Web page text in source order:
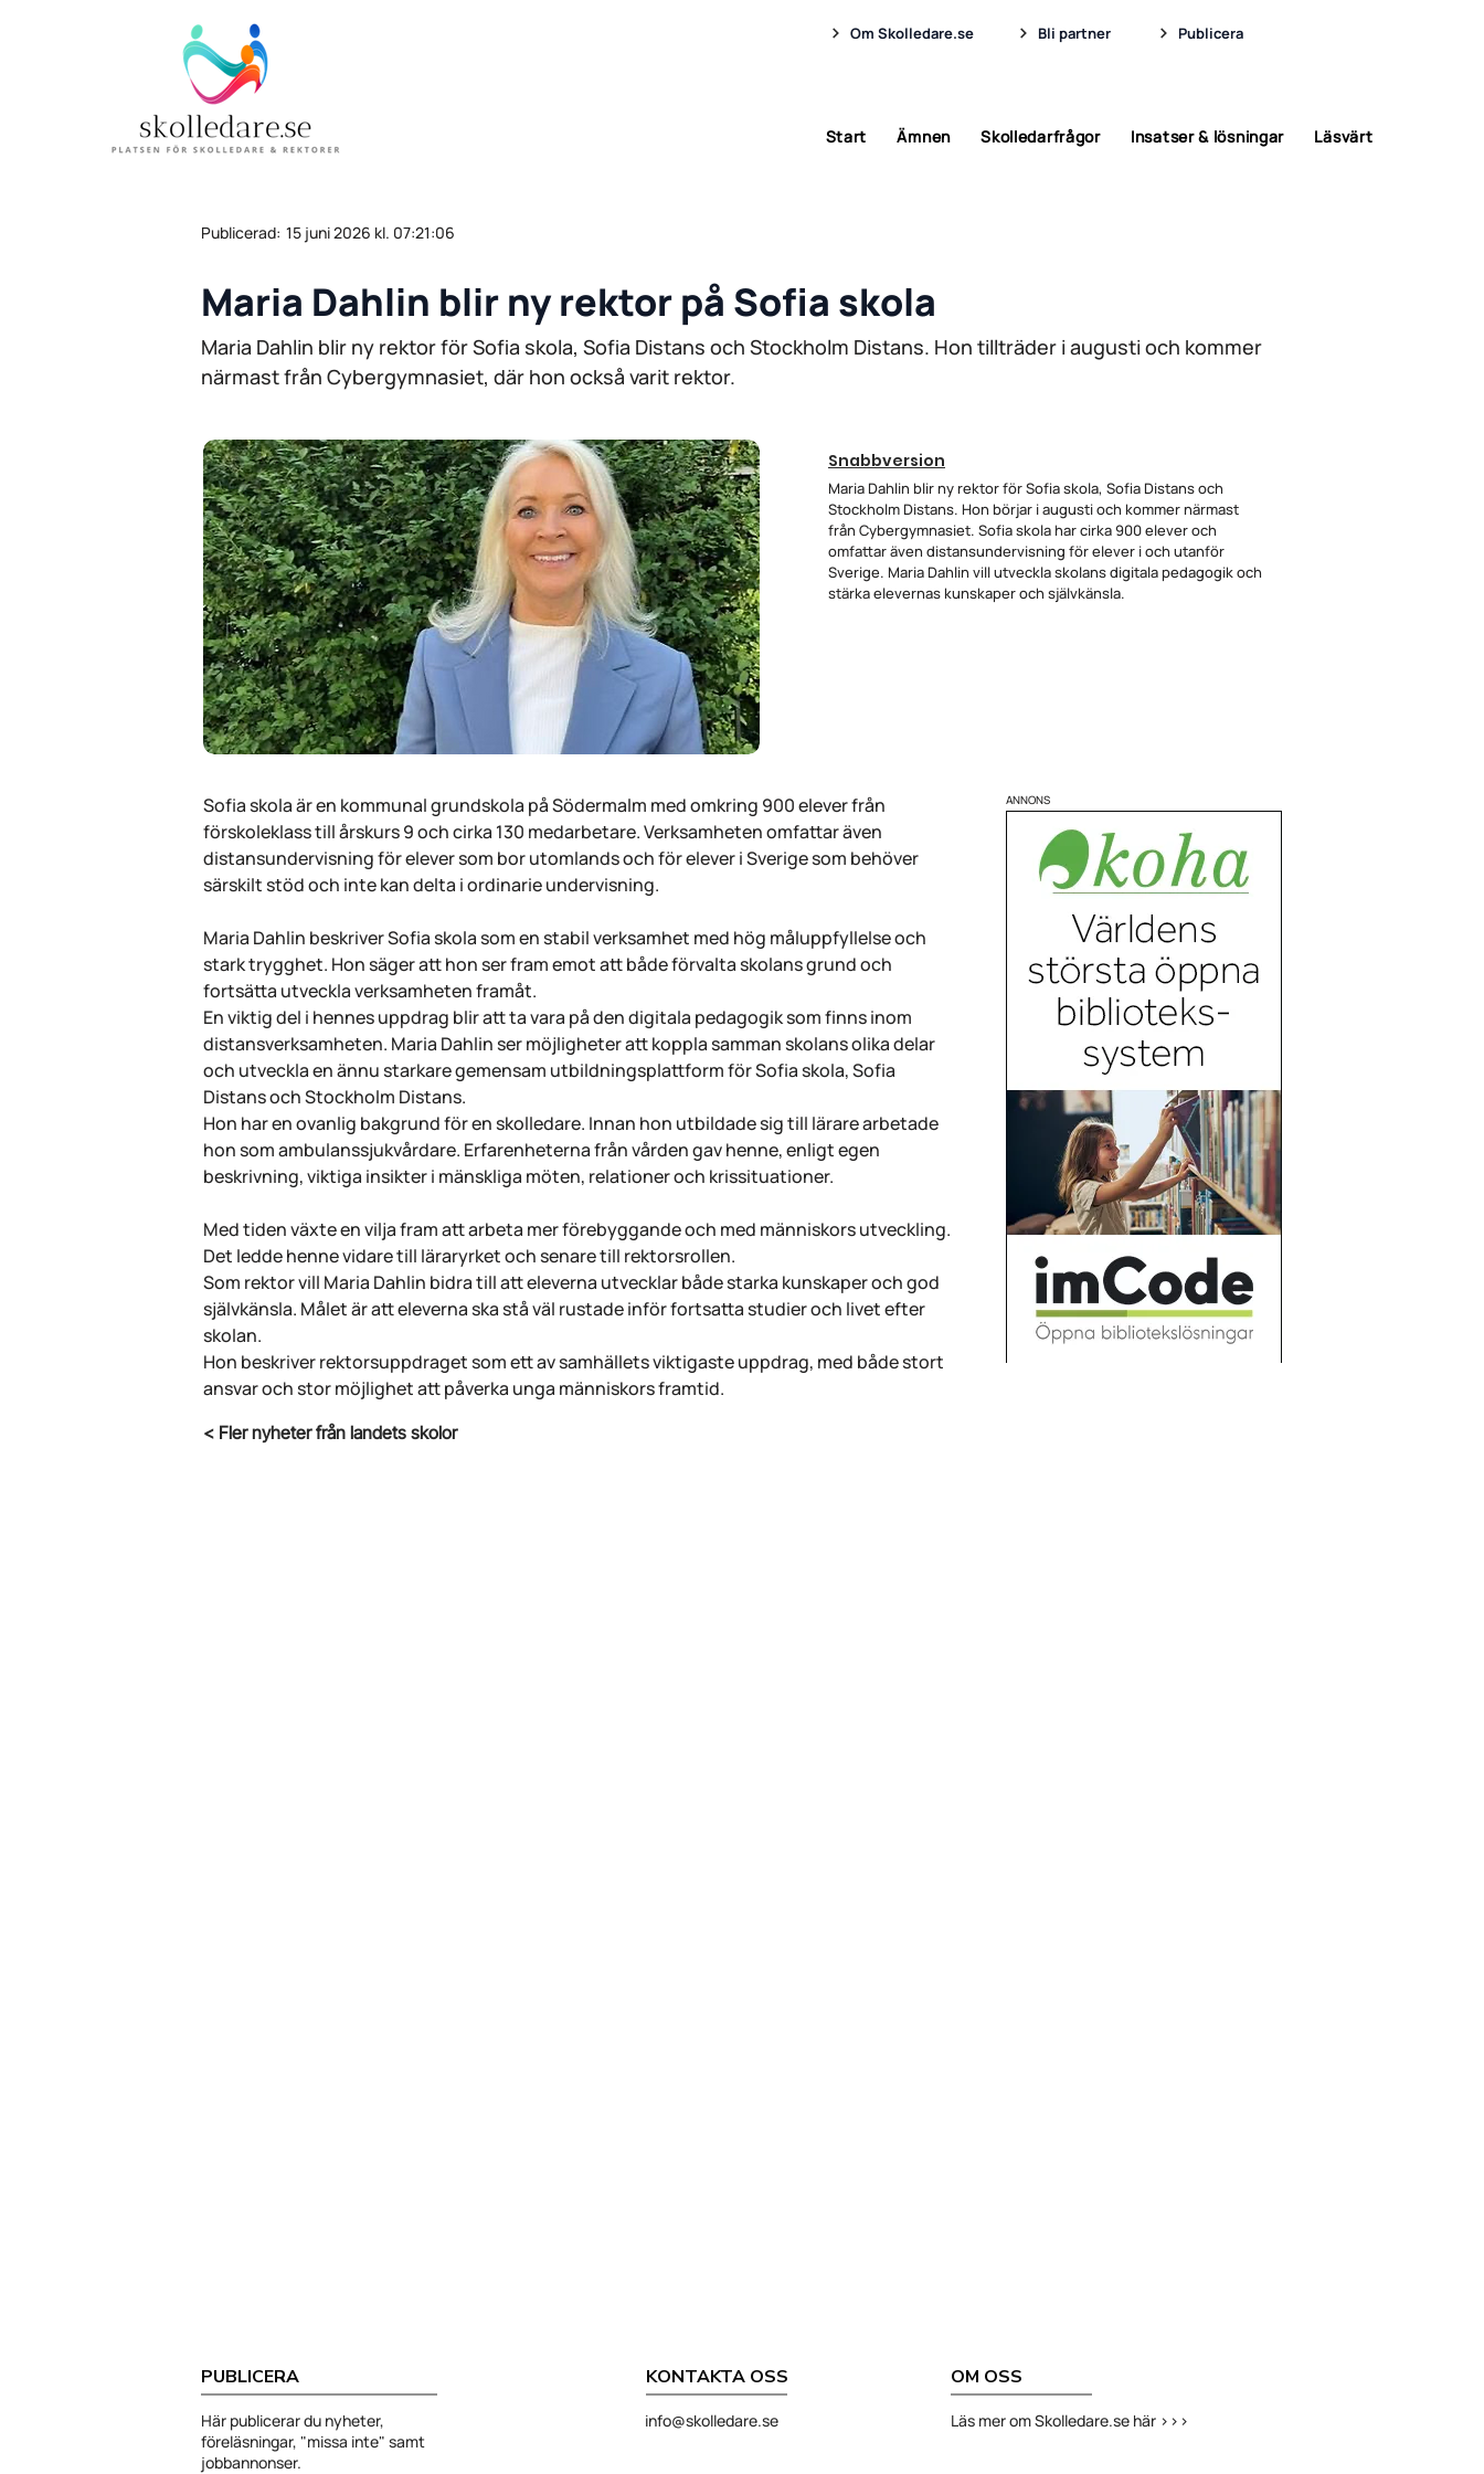
Om Skolledare.se Bli partner Publicera
Start Ämnen Skolledarfrågor Insatser & lösningar Läsvärt
Publicerad: 15 juni 2026 kl. 07:21:06
Maria Dahlin blir ny rektor på Sofia skola
Maria Dahlin blir ny rektor för Sofia skola, Sofia Distans och Stockholm Distans. Hon tillträder i augusti och kommer
närmast från Cybergymnasiet, där hon också varit rektor.
Snabbversion
Maria Dahlin blir ny rektor för Sofia skola, Sofia Distans och
Stockholm Distans. Hon börjar i augusti och kommer närmast
från Cybergymnasiet. Sofia skola har cirka 900 elever och
omfattar även distansundervisning för elever i och utanför
Sverige. Maria Dahlin vill utveckla skolans digitala pedagogik och
stärka elevernas kunskaper och självkänsla.
Sofia skola är en kommunal grundskola på Södermalm med omkring 900 elever från
förskoleklass till årskurs 9 och cirka 130 medarbetare. Verksamheten omfattar även
distansundervisning för elever som bor utomlands och för elever i Sverige som behöver
särskilt stöd och inte kan delta i ordinarie undervisning.
Maria Dahlin beskriver Sofia skola som en stabil verksamhet med hög måluppfyllelse och
stark trygghet. Hon säger att hon ser fram emot att både förvalta skolans grund och
fortsätta utveckla verksamheten framåt.
En viktig del i hennes uppdrag blir att ta vara på den digitala pedagogik som finns inom
distansverksamheten. Maria Dahlin ser möjligheter att koppla samman skolans olika delar
och utveckla en ännu starkare gemensam utbildningsplattform för Sofia skola, Sofia
Distans och Stockholm Distans.
Hon har en ovanlig bakgrund för en skolledare. Innan hon utbildade sig till lärare arbetade
hon som ambulanssjukvårdare. Erfarenheterna från vården gav henne, enligt egen
beskrivning, viktiga insikter i mänskliga möten, relationer och krissituationer.
Med tiden växte en vilja fram att arbeta mer förebyggande och med människors utveckling.
Det ledde henne vidare till läraryrket och senare till rektorsrollen.
Som rektor vill Maria Dahlin bidra till att eleverna utvecklar både starka kunskaper och god
självkänsla. Målet är att eleverna ska stå väl rustade inför fortsatta studier och livet efter
skolan.
Hon beskriver rektorsuppdraget som ett av samhällets viktigaste uppdrag, med både stort
ansvar och stor möjlighet att påverka unga människors framtid.
ANNONS
< Fler nyheter från landets skolor
PUBLICERA
Här publicerar du nyheter,
föreläsningar, "missa inte" samt
jobbannonser.
KONTAKTA OSS
info@skolledare.se
OM OSS
Läs mer om Skolledare.se här >>>